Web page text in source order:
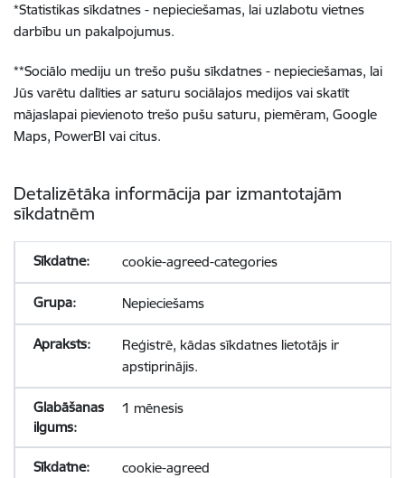
*Statistikas sīkdatnes - nepieciešamas, lai uzlabotu vietnes
darbību un pakalpojumus.
**Sociālo mediju un trešo pušu sīkdatnes - nepieciešamas, lai
Jūs varētu dalīties ar saturu sociālajos medijos vai skatīt
mājaslapai pievienoto trešo pušu saturu, piemēram, Google
Maps, PowerBI vai citus.
Detalizētāka informācija par izmantotajām
sīkdatnēm
cookie-agreed-categories
Nepieciešams
Reģistrē, kādas sīkdatnes lietotājs ir
apstiprinājis.
1 mēnesis
cookie-agreed